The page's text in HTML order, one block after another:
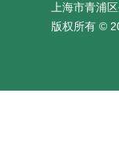
上海市青浦
版权所有 ©